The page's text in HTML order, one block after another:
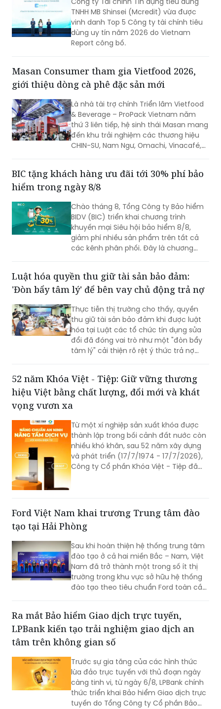
TNHH MB Shinsei (Mcredit) vừa được
vinh danh Top 5 Công ty tài chính tiêu
dùng uy tín năm 2026 do Vietnam
Report công bố.
Masan Consumer tham gia Vietfood 2026,
giới thiệu dòng cà phê đặc sản mới
Là nhà tài trợ chính Triển lãm Vietfood
& Beverage – ProPack Vietnam năm
thứ 3 liên tiếp, hệ sinh thái Masan mang
đến khu trải nghiệm các thương hiệu
CHIN-SU, Nam Ngư, Omachi, Vinacafé,
hiện tại triển lãm. Sự kiện diễn ra từ
ngày 6-8/8/2026, tại Trung tâm Hội
BIC tặng khách hàng ưu đãi tới 30% phí bảo
hiểm trong ngày 8/8
Chào tháng 8, Tổng Công ty Bảo hiểm
BIDV (BIC) triển khai chương trình
khuyến mại Siêu hội bảo hiểm 8/8,
giảm phí nhiều sản phẩm trên tất cả
các kênh phân phối. Đây là chương
Luật hóa quyền thu giữ tài sản bảo đảm:
'Đòn bẩy tâm lý' để bên vay chủ động trả nợ
Thực tiễn thị trường cho thấy, quyền
thu giữ tài sản bảo đảm khi được luật
hóa tại Luật các tổ chức tín dụng sửa
đổi đã đóng vai trò như một "đòn bẩy
tâm lý" cải thiện rõ rệt ý thức trả nợ
52 năm Khóa Việt - Tiệp: Giữ vững thương
hiệu Việt bằng chất lượng, đổi mới và khát
vọng vươn xa
Từ một xí nghiệp sản xuất khóa được
thành lập trong bối cảnh đất nước còn
nhiều khó khăn, sau 52 năm xây dựng
và phát triển (17/7/1974 - 17/7/2026),
Công ty Cổ phần Khóa Việt - Tiệp đã
là câu chuyện tăng trưởng của một
thương hiệu “quốc dân”, mà còn phản
ánh sự bền bỉ của doanh nghiệp Việt
không ngừng nâng cao năng lực cạnh
tranh.
Ford Việt Nam khai trương Trung tâm đào
tạo tại Hải Phòng
Sau khi hoàn thiện hệ thống trung tâm
đào tạo ở cả hai miền Bắc – Nam, Việt
Nam đã trở thành một trong số ít thị
trường trong khu vực sở hữu hệ thống
đào tạo theo tiêu chuẩn Ford toàn cầu,
Ra mắt Bảo hiểm Giao dịch trực tuyến,
LPBank kiến tạo trải nghiệm giao dịch an
tâm trên không gian số
Trước sự gia tăng của các hình thức
lừa đảo trực tuyến với thủ đoạn ngày
càng tinh vi, từ ngày 6/8, LPBank chính
thức triển khai Bảo hiểm Giao dịch trực
tuyến do Tổng Công ty Cổ phần Bảo